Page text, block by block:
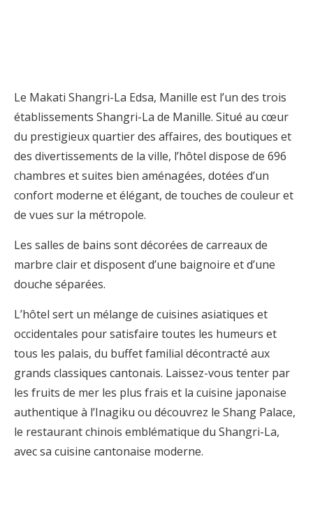
Le Makati Shangri-La Edsa, Manille est l’un des trois
établissements Shangri-La de Manille. Situé au cœur
du prestigieux quartier des affaires, des boutiques et
des divertissements de la ville, l’hôtel dispose de 696
chambres et suites bien aménagées, dotées d’un
confort moderne et élégant, de touches de couleur et
de vues sur la métropole.
Les salles de bains sont décorées de carreaux de
marbre clair et disposent d’une baignoire et d’une
douche séparées.
L’hôtel sert un mélange de cuisines asiatiques et
occidentales pour satisfaire toutes les humeurs et
tous les palais, du buffet familial décontracté aux
grands classiques cantonais. Laissez-vous tenter par
les fruits de mer les plus frais et la cuisine japonaise
authentique à l’Inagiku ou découvrez le Shang Palace,
le restaurant chinois emblématique du Shangri-La,
avec sa cuisine cantonaise moderne.